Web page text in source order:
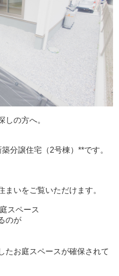
しの方へ。
分譲住宅（2号棟）**です。
いをご覧いただけます。
スペース
のが
たお庭スペースが確保されて